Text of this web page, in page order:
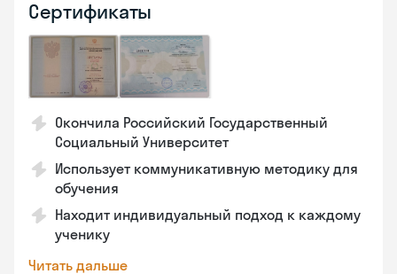
Сертификаты
Окончила Российский Государственный
Социальный Университет
Использует коммуникативную методику для
обучения
Находит индивидуальный подход к каждому
ученику
Читать дальше